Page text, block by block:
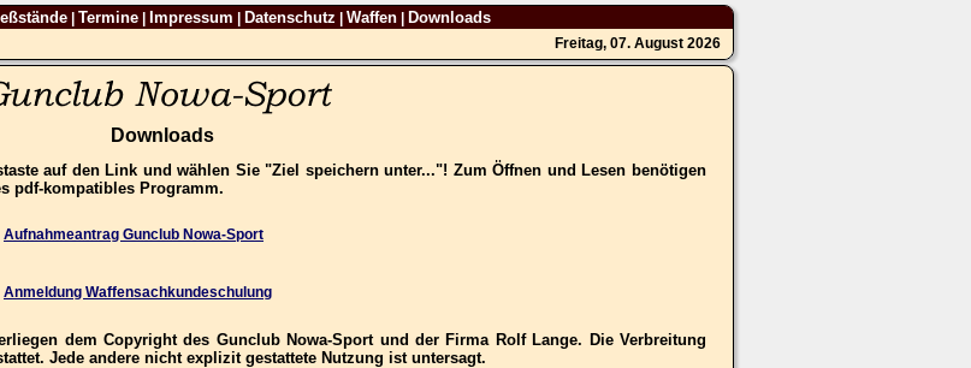
| Termine| Impressum Datenschutz Waffen| Downloads
Freitag, 07. August 2026
Downloads
auf den Link und wählen Sie "Ziel speichern unter..."! Zum Öffnen und Lesen benötigen
pdf-kompatibles Programm.
Aufnahmeantrag Gunclub Nowa-Sport
Anmeldung Waffensachkundeschulung
dem Copyright des Gunclub Nowa-Sport und der Firma Rolf Lange. Die Verbreitung
Jede andere nicht explizit gestattete Nutzung ist untersagt.